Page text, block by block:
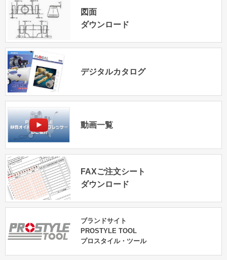
図面
ダウンロード
デジタルカタログ
動画一覧
FAXご注文シート
ダウンロード
ブランドサイト
PROSTYLE TOOL
プロスタイル・ツール